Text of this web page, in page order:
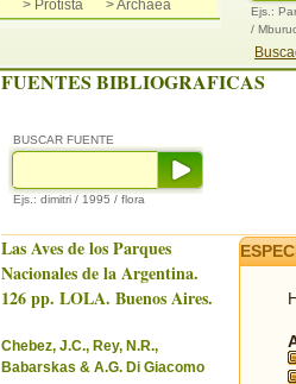
> Protista
> Archaea
Ejs.:
/
FUENTES BIBLIOGRAFICAS
BUSCAR FUENTE
Ejs.: dimitri / 1995 / flora
Las Aves de los Parques
Nacionales de la Argentina.
126 pp. LOLA. Buenos Aires.
Chebez, J.C., Rey, N.R.,
Babarskas & A.G. Di Giacomo